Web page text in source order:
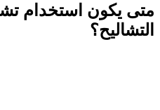
متى يكون استخدام
التشاليح؟